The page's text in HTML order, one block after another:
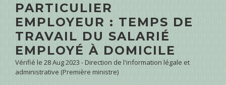
PARTICULIER
EMPLOYEUR : TEMPS DE
TRAVAIL DU SALARIÉ
EMPLOYÉ À DOMICILE
Vérifié le 28 Aug 2023 - Direction de l'information légale et
administrative (Première ministre)